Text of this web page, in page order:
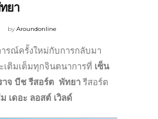
ยา
byAroundonline
รณ์ครั้งใหม่กับการกลับมา
เติมเต็มทุกจินตนาการที่ เซ็น
าจ บีช รีสอร์ต พัทยา รีสอร์ต
เดอะ ลอสต์ เวิลด์